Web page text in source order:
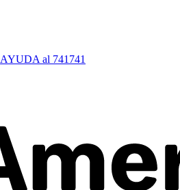
AYUDA al 741741